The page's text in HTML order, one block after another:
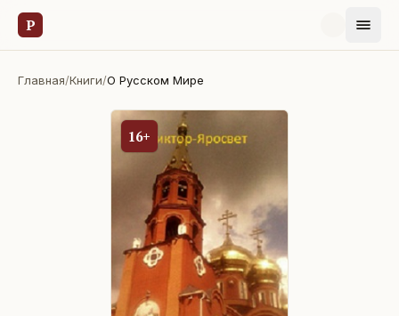
Р
Главная/Книги/О Русском Мире
16+